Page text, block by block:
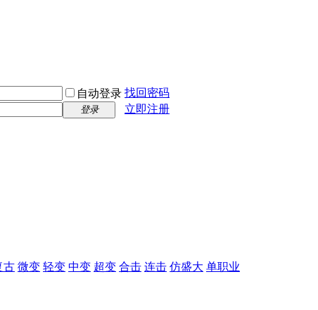
自动登录 找回密码
登录
立即注册
古 微变 轻变 中变 超变 合击 连击 仿盛大 单职业